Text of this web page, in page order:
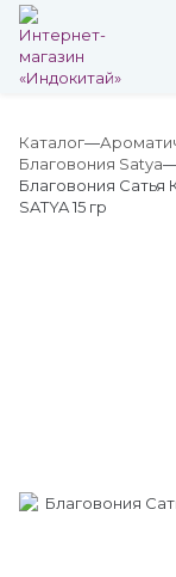
Каталог
Благовония Satya
Благовония
SATYA 15 гр